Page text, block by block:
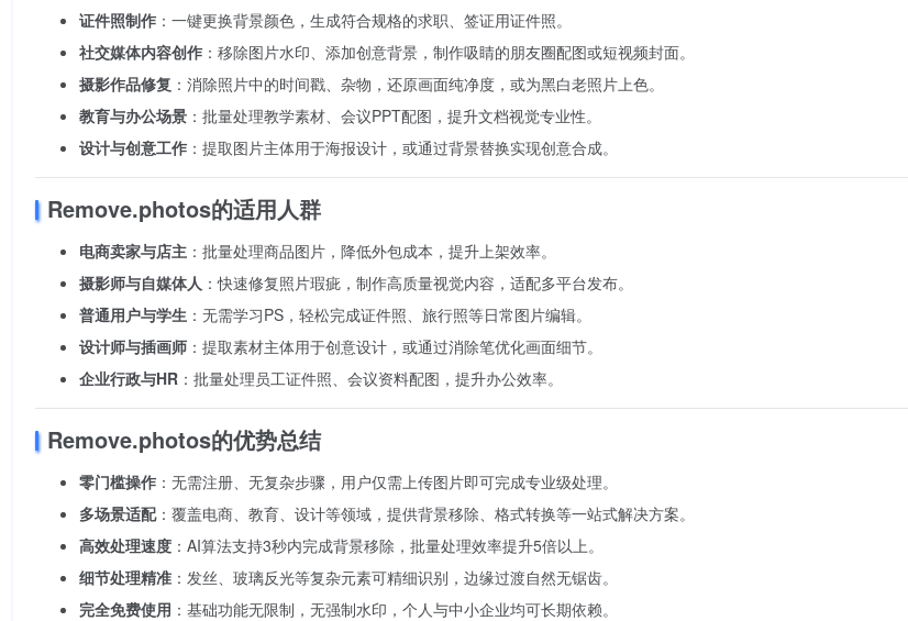
证件照制作 ：一键更换背景颜色，生成符合规格的求职、签证用证件照。
社交媒体内容创作 ：移除图片水印、添加创意背景，制作吸睛的朋友圈配图或短视频封面。
摄影作品修复 ：消除照片中的时间戳、杂物，还原画面纯净度，或为黑白老照片上色。
教育与办公场景 ：批量处理教学素材、会议PPT配图，提升文档视觉专业性。
设计与创意工作 ：提取图片主体用于海报设计，或通过背景替换实现创意合成。
Remove.photos的适用人群
电商卖家与店主 ：批量处理商品图片，降低外包成本，提升上架效率。
摄影师与自媒体人 ：快速修复照片瑕疵，制作高质量视觉内容，适配多平台发布。
普通用户与学生 ：无需学习PS，轻松完成证件照、旅行照等日常图片编辑。
设计师与插画师 ：提取素材主体用于创意设计，或通过消除笔优化画面细节。
企业行政与HR ：批量处理员工证件照、会议资料配图，提升办公效率。
Remove.photos的优势总结
零门槛操作 ：无需注册、无复杂步骤，用户仅需上传图片即可完成专业级处理。
多场景适配：覆盖电商、教育、设计等领域，提供背景移除、格式转换等一站式解决方案。
高效处理速度 ：AI算法支持3秒内完成背景移除，批量处理效率提升5倍以上。
细节处理精准 ：发丝、玻璃反光等复杂元素可精细识别，边缘过渡自然无锯齿。
完全免费使用 ：基础功能无限制，无强制水印，个人与中小企业均可长期依赖。